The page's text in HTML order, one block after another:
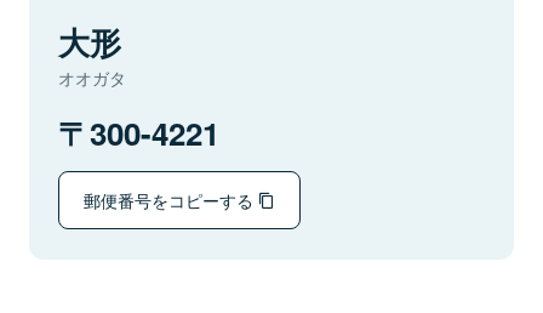
大形
オオガタ
300-4221
郵便番号をコピーする